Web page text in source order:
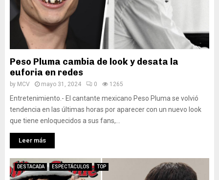
Peso Pluma cambia de look y desata la
euforia en redes
by MCV mayo 31, 2024 0 1265
Entretenimiento.- El cantante mexicano Peso Pluma se volvió
tendencia en las últimas horas por aparecer con un nuevo look
que tiene enloquecidos a sus fans,...
Leer más
DESTACADA ESPECTÁCULOS TOP